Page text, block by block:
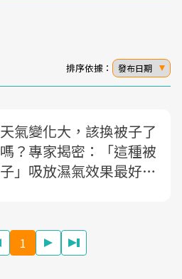
排序依據： 發布日期
天氣變化大，該換被子了
嗎？專家揭密：「這種被
子」吸放濕氣效果最好，
1